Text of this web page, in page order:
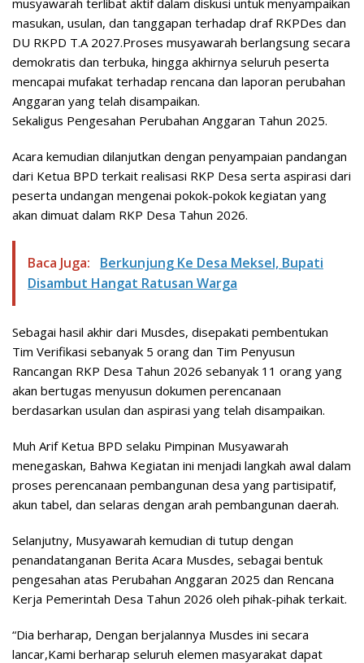
masukan, usulan, dan tanggapan terhadap draf RKPDes dan
DU RKPD T.A 2027.Proses musyawarah berlangsung secara
demokratis dan terbuka, hingga akhirnya seluruh peserta
mencapai mufakat terhadap rencana dan laporan perubahan
Anggaran yang telah disampaikan.
Sekaligus Pengesahan Perubahan Anggaran Tahun 2025.
Acara kemudian dilanjutkan dengan penyampaian pandangan
dari Ketua BPD terkait realisasi RKP Desa serta aspirasi dari
peserta undangan mengenai pokok-pokok kegiatan yang
akan dimuat dalam RKP Desa Tahun 2026.
Baca Juga:
Berkunjung Ke Desa Meksel, Bupati
Disambut Hangat Ratusan Warga
Sebagai hasil akhir dari Musdes, disepakati pembentukan
Tim Verifikasi sebanyak 5 orang dan Tim Penyusun
Rancangan RKP Desa Tahun 2026 sebanyak 11 orang yang
akan bertugas menyusun dokumen perencanaan
berdasarkan usulan dan aspirasi yang telah disampaikan.
Muh Arif Ketua BPD selaku Pimpinan Musyawarah
menegaskan, Bahwa Kegiatan ini menjadi langkah awal dalam
proses perencanaan pembangunan desa yang partisipatif,
akun tabel, dan selaras dengan arah pembangunan daerah.
Selanjutny, Musyawarah kemudian di tutup dengan
penandatanganan Berita Acara Musdes, sebagai bentuk
pengesahan atas Perubahan Anggaran 2025 dan Rencana
Kerja Pemerintah Desa Tahun 2026 oleh pihak-pihak terkait.
“Dia berharap, Dengan berjalannya Musdes ini secara
lancar,Kami berharap seluruh elemen masyarakat dapat